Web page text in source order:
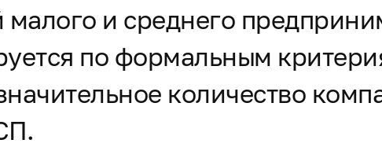
и среднего
по формальным
количество